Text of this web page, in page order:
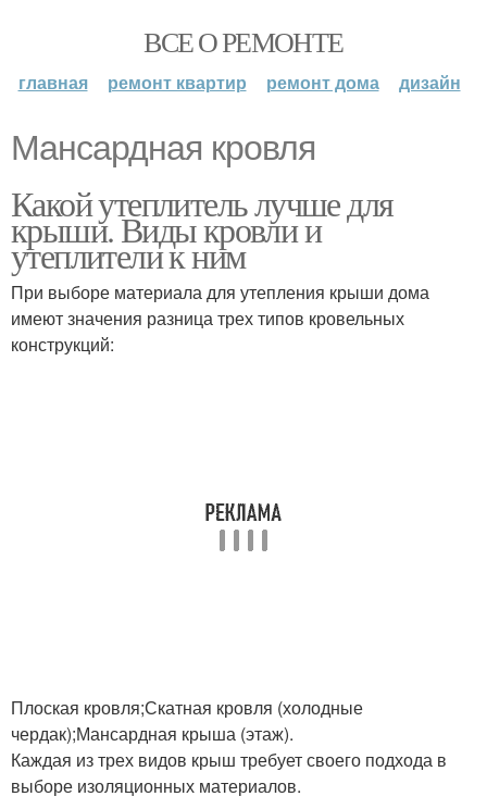
ВСЕ О РЕМОНТЕ
главная ремонт квартир ремонт дома дизайн
Мансардная кровля
Какой утеплитель лучше для
крыши. Виды кровли и
утеплители к ним
При выборе материала для утепления крыши дома
имеют значения разница трех типов кровельных
конструкций:
Плоская кровля;Скатная кровля (холодные
чердак);Мансардная крыша (этаж).
Каждая из трех видов крыш требует своего подхода в
выборе изоляционных материалов.